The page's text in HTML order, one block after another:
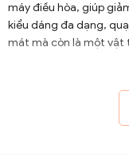
máy điều hòa, giúp
kiểu dáng đa dạng,
mát mà còn là một vật
1.1. Lịch Sử và Sự